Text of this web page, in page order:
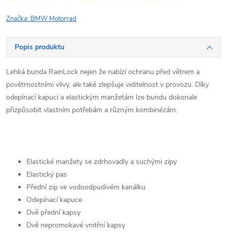
Značka: BMW Motorrad
Popis produktu
Lehká bunda RainLock nejen že nabízí ochranu před větrem a
povětrnostními vlivy, ale také zlepšuje viditelnost v provozu. Díky
odepínací kapuci a elastickým manžetám lze bundu dokonale
přizpůsobit vlastním potřebám a různým kombinézám.
Elastické manžety se zdrhovadly a suchými zipy
Elastický pas
Přední zip ve vodoodpudivém kanálku
Odepínací kapuce
Dvě přední kapsy
Dvě nepromokavé vnitřní kapsy